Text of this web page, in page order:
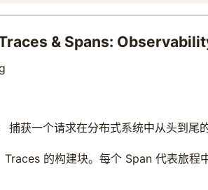
& Spans:
捕获一个请求在分布式系统中从头到尾
Traces 的构建块。每个 Span 代表旅